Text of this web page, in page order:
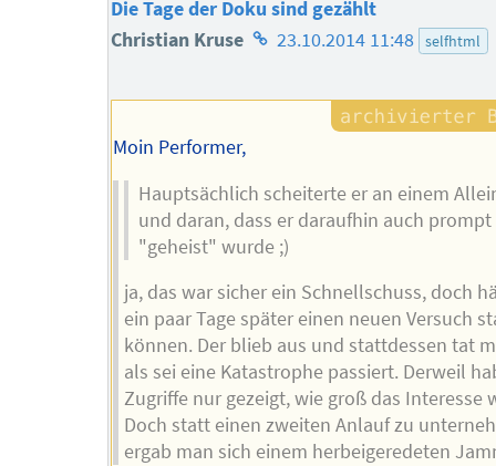
Die Tage der Doku sind gezählt
Christian Kruse Homepage
Autors
23.10.2014 11:48 selfhtml
Moin Performer,
Hauptsächlich scheiterte er an einem
und daran, dass er daraufhin auch prompt
"geheist" wurde ;)
ja, das war sicher ein Schnellschuss, doch
ein paar Tage später einen neuen Versuch
können. Der blieb aus und stattdessen tat
als sei eine Katastrophe passiert. Derweil
Zugriffe nur gezeigt, wie groß das Interesse
Doch statt einen zweiten Anlauf zu
ergab man sich einem herbeigeredeten